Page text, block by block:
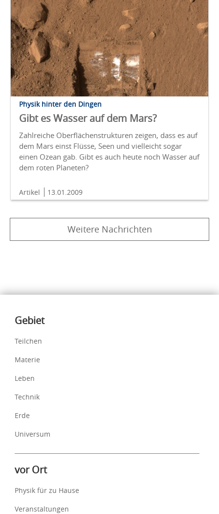
Physik hinter den Dingen
Gibt es Wasser auf dem Mars?
Zahlreiche Oberflächenstrukturen zeigen, dass es auf
dem Mars einst Flüsse, Seen und vielleicht sogar
einen Ozean gab. Gibt es auch heute noch Wasser auf
dem roten Planeten?
Artikel 13.01.2009
Weitere Nachrichten
Inhalte
Gebiet
Teilchen
Materie
Leben
Technik
Erde
Universum
vor Ort
Physik für zu Hause
Veranstaltungen